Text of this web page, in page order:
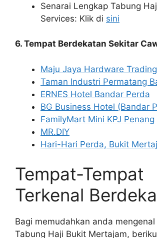
Senarai Lengkap Tabung
Services: Klik di sini
6. Tempat Berdekatan Sekitar
Maju Jaya Hardware Trading
Taman Industri Permatang
ERNES Hotel Bandar Perda
BG Business Hotel (Bandar
FamilyMart Mini KPJ Penang
MR.DIY
Hari-Hari Perda, Bukit
Tempat-Tempat
Terkenal
Bagi memudahkan anda
Tabung Haji Bukit Mertajam,